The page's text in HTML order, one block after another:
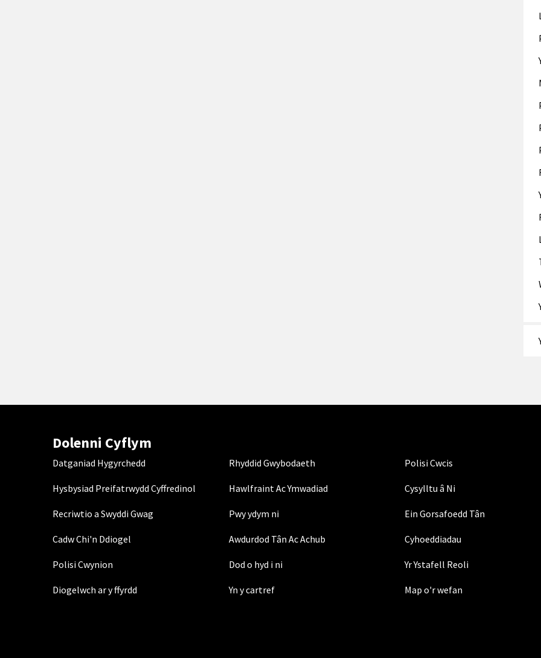
Dolenni Cyflym
Datganiad Hygyrchedd Rhyddid Gwybodaeth Polisi Cwcis
Hysbysiad Preifatrwydd Cyffredinol Hawlfraint Ac Ymwadiad Cysylltu â Ni
Recriwtio a Swyddi Gwag Pwy ydym ni Ein Gorsafoedd Tân
Cadw Chi'n Ddiogel Awdurdod Tân Ac Achub Cyhoeddiadau
Polisi Cwynion Dod o hyd i ni Yr Ystafell Reoli
Diogelwch ar y ffyrdd Yn y cartref Map o'r wefan